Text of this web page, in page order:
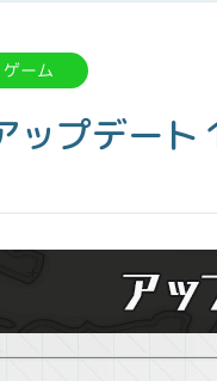
ゲーム
プデート